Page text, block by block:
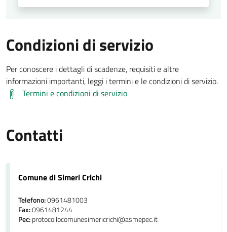
Condizioni di servizio
Per conoscere i dettagli di scadenze, requisiti e altre
informazioni importanti, leggi i termini e le condizioni di servizio.
Termini e condizioni di servizio
Contatti
Comune di Simeri Crichi
Telefono:0961481003
Fax:0961481244
Pec:protocollocomunesimericrichi@asmepec.it